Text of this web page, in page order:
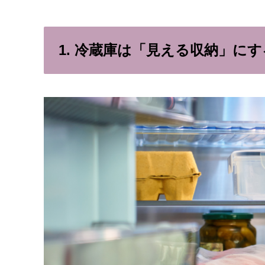
1. 冷蔵庫は「見える収納」に